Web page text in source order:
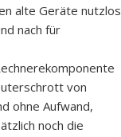
alte Geräte nutzlos
nach für
von
ohne Aufwand,
noch die